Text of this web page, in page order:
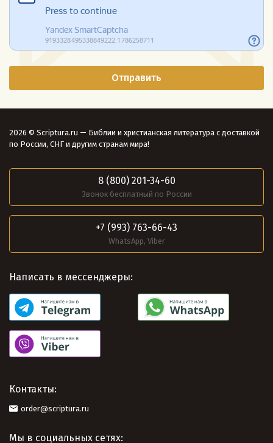
2026 © Scriptura.ru — Библии и христианская литература с доставкой
по России, СНГ и другим странам мира!
8 (800) 201-34-60
Звонок бесплатный по России
+7 (993) 763-66-43
WhatsApp, Viber
Написать в мессенджеры:
Контакты:
order@scriptura.ru
Мы в социальных сетях: